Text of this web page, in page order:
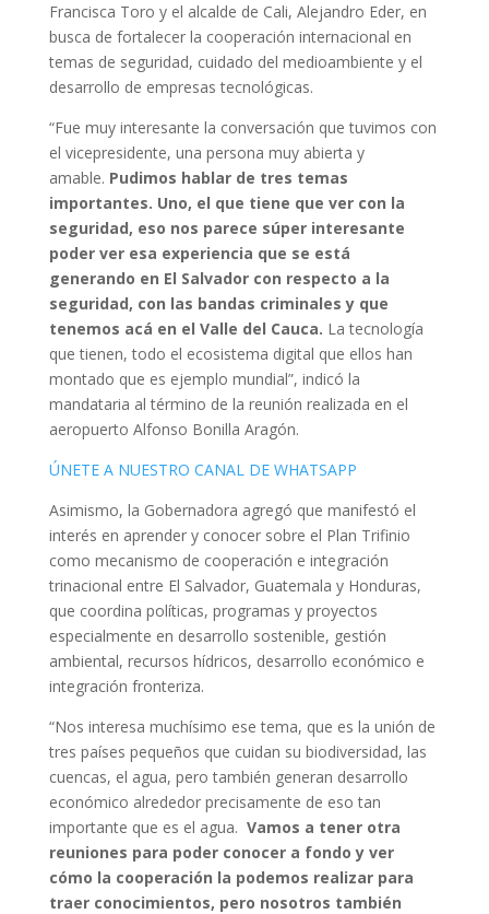
Francisca Toro y el alcalde de Cali, Alejandro Eder, en
busca de fortalecer la cooperación internacional en
temas de seguridad, cuidado del medioambiente y el
desarrollo de empresas tecnológicas.
“Fue muy interesante la conversación que tuvimos con
el vicepresidente, una persona muy abierta y
amable. Pudimos hablar de tres temas
importantes. Uno, el que tiene que ver con la
seguridad, eso nos parece súper interesante
poder ver esa experiencia que se está
generando en El Salvador con respecto a la
seguridad, con las bandas criminales y que
tenemos acá en el Valle del Cauca. La tecnología
que tienen, todo el ecosistema digital que ellos han
montado que es ejemplo mundial”, indicó la
mandataria al término de la reunión realizada en el
aeropuerto Alfonso Bonilla Aragón.
ÚNETE A NUESTRO CANAL DE WHATSAPP
Asimismo, la Gobernadora agregó que manifestó el
interés en aprender y conocer sobre el Plan Trifinio
como mecanismo de cooperación e integración
trinacional entre El Salvador, Guatemala y Honduras,
que coordina políticas, programas y proyectos
especialmente en desarrollo sostenible, gestión
ambiental, recursos hídricos, desarrollo económico e
integración fronteriza.
“Nos interesa muchísimo ese tema, que es la unión de
tres países pequeños que cuidan su biodiversidad, las
cuencas, el agua, pero también generan desarrollo
económico alrededor precisamente de eso tan
importante que es el agua. Vamos a tener otra
reuniones para poder conocer a fondo y ver
cómo la cooperación la podemos realizar para
traer conocimientos, pero nosotros también